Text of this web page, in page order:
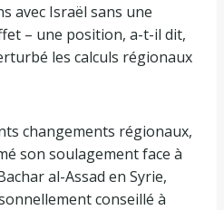
avec Israël sans une
– une position, a-t-il dit,
les calculs régionaux
changements régionaux,
son soulagement face à
al-Assad en Syrie,
conseillé à